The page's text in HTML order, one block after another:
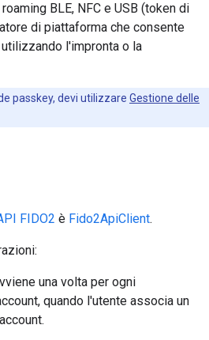
BLE, NFC e USB (token di
di piattaforma che consente
l'impronta o la
passkey, devi utilizzare Gestione delle
FIDO2 è Fido2ApiClient.
una volta per ogni
quando l'utente associa un